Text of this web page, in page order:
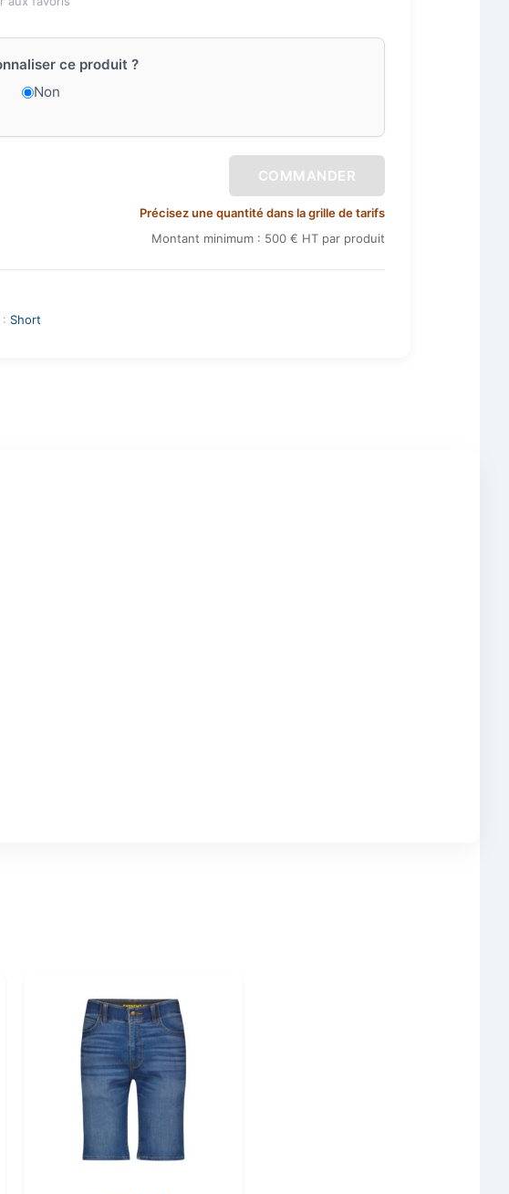
ce produit ?
Non
COMMANDER
Précisez une quantité dans la grille de tarifs
Montant minimum : 500 € HT par produit
Short